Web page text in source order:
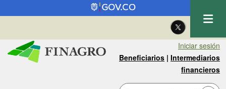
Pasar al contenido principal
| Eng
Iniciar sesión
Beneficiarios | Intermediarios
financieros